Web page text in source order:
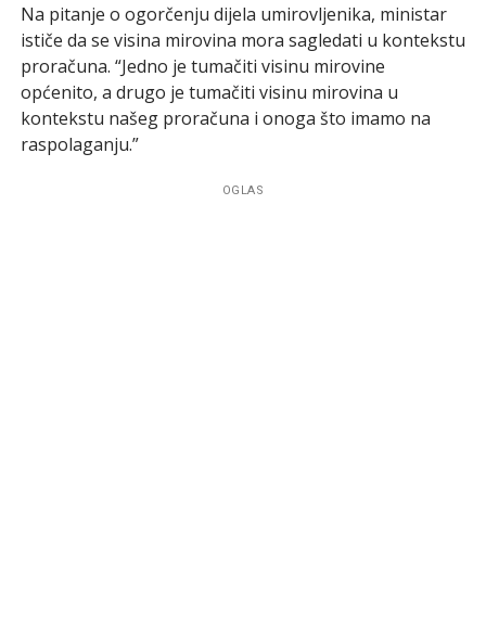
Na pitanje o ogorčenju dijela umirovljenika, ministar
ističe da se visina mirovina mora sagledati u kontekstu
proračuna. “Jedno je tumačiti visinu mirovine
općenito, a drugo je tumačiti visinu mirovina u
kontekstu našeg proračuna i onoga što imamo na
raspolaganju.”
OGLAS